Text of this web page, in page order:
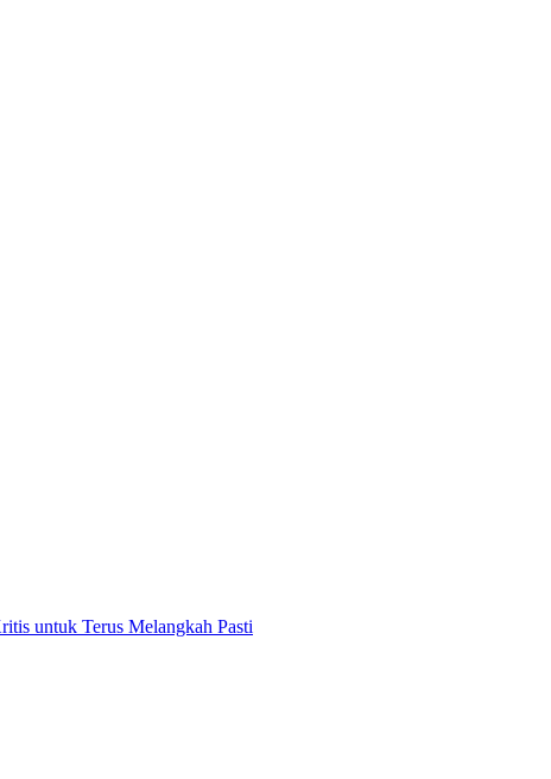
untuk Terus Melangkah Pasti